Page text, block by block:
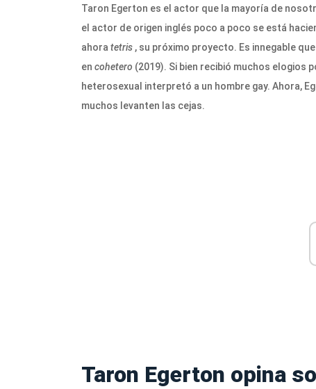
Taron Egerton es el actor que la mayoría de
el actor de origen inglés poco a poco se está
ahora tetris , su próximo proyecto. Es innegable
en cohetero (2019). Si bien recibió muchos elogios
heterosexual interpretó a un hombre gay. Ahora,
muchos levanten las cejas.
Taron Egerton opina